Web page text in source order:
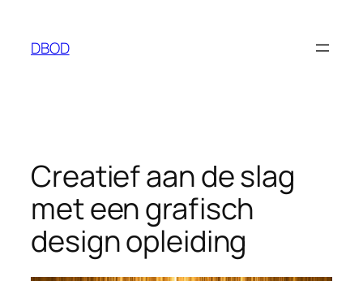
DBOD
Creatief aan de slag
met een grafisch
design opleiding